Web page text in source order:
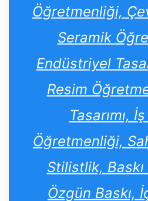
Öğretmenliği,
Seramik
Endüstriyel
Resim
Tasarımı,
Öğretmenliği,
Stilistlik, Baskı
Özgün Baskı,